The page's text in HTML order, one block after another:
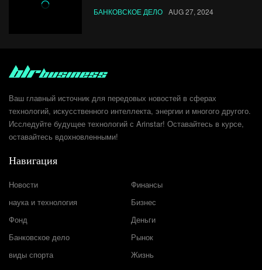
БАНКОВСКОЕ ДЕЛО AUG 27, 2024
Ваш главный источник для передовых новостей в сферах
технологий, искусственного интеллекта, энергии и многого другого.
Исследуйте будущее технологий с Arinstar! Оставайтесь в курсе,
оставайтесь вдохновленными!
Навигация
Новости
Финансы
наука и технология
Бизнес
Фонд
Деньги
Банковское дело
Рынок
виды спорта
Жизнь